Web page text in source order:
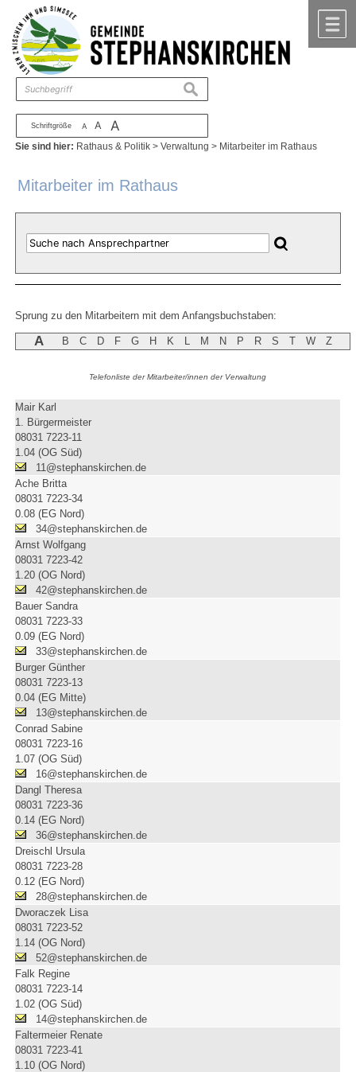
Zum Inhalt ,zur Navigation
Schriftgröße A A A
suchen
Sie sind hier: Rathaus & Politik >Verwaltung > Mitarbeiter im Rathaus
Mitarbeiter im Rathaus
Sprung zu den Mitarbeitern mit dem Anfangsbuchstaben:
A B C D F G H K L M N P R S T W Z
Telefonliste der Mitarbeiter/innen der Verwaltung
Mair Karl
1. Bürgermeister
08031 7223-11
1.04 (OG Süd)
11@stephanskirchen.de
Ache Britta
08031 7223-34
0.08 (EG Nord)
34@stephanskirchen.de
Arnst Wolfgang
08031 7223-42
1.20 (OG Nord)
42@stephanskirchen.de
Bauer Sandra
08031 7223-33
0.09 (EG Nord)
33@stephanskirchen.de
Burger Günther
08031 7223-13
0.04 (EG Mitte)
13@stephanskirchen.de
Conrad Sabine
08031 7223-16
1.07 (OG Süd)
16@stephanskirchen.de
Dangl Theresa
08031 7223-36
0.14 (EG Nord)
36@stephanskirchen.de
Dreischl Ursula
08031 7223-28
0.12 (EG Nord)
28@stephanskirchen.de
Dworaczek Lisa
08031 7223-52
1.14 (OG Nord)
52@stephanskirchen.de
Falk Regine
08031 7223-14
1.02 (OG Süd)
14@stephanskirchen.de
Faltermeier Renate
08031 7223-41
1.10 (OG Nord)